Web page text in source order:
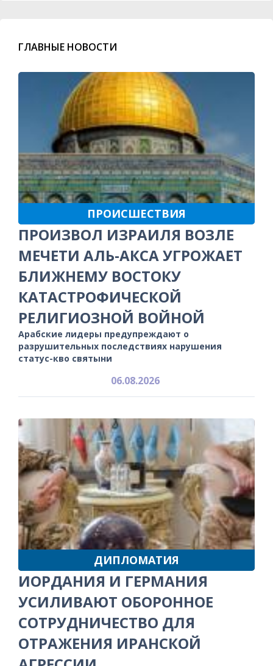
ГЛАВНЫЕ НОВОСТИ
ПРОИСШЕСТВИЯ
ПРОИЗВОЛ ИЗРАИЛЯ ВОЗЛЕ
МЕЧЕТИ АЛЬ-АКСА УГРОЖАЕТ
БЛИЖНЕМУ ВОСТОКУ
КАТАСТРОФИЧЕСКОЙ
РЕЛИГИОЗНОЙ ВОЙНОЙ
Арабские лидеры предупреждают о
разрушительных последствиях нарушения
статус-кво святыни
06.08.2026
ДИПЛОМАТИЯ
ИОРДАНИЯ И ГЕРМАНИЯ
УСИЛИВАЮТ ОБОРОННОЕ
СОТРУДНИЧЕСТВО ДЛЯ
ОТРАЖЕНИЯ ИРАНСКОЙ